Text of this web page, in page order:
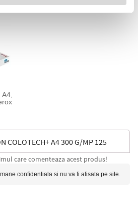
COLOTECH+ A4 300 G/MP 125
care comenteaza acest produs!
confidentiala si nu va fi afisata pe site.